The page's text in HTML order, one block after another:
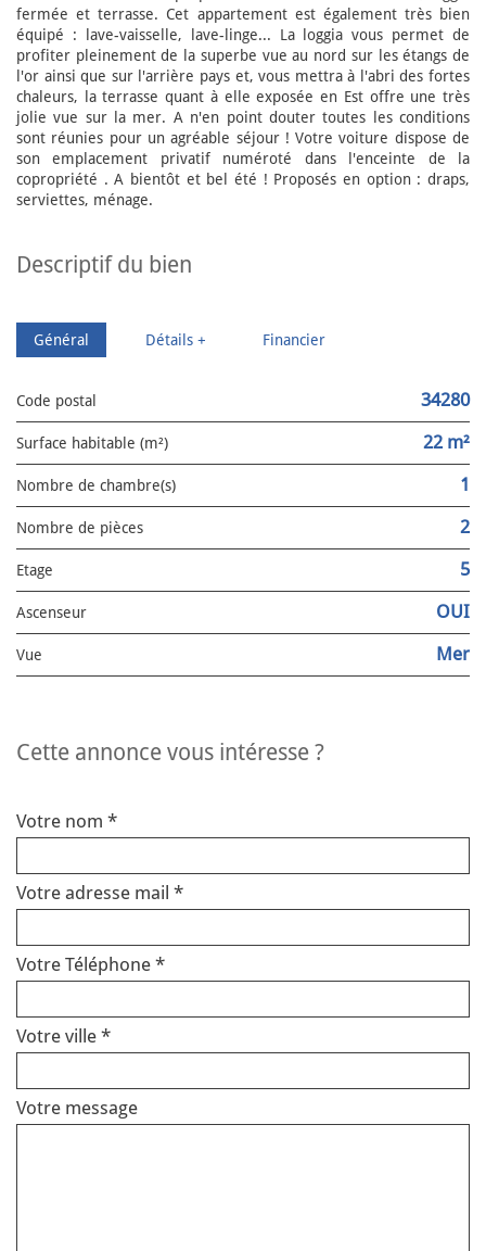
fermée et terrasse. Cet appartement est également très bien
équipé : lave-vaisselle, lave-linge... La loggia vous permet de
profiter pleinement de la superbe vue au nord sur les étangs de
l'or ainsi que sur l'arrière pays et, vous mettra à l'abri des fortes
chaleurs, la terrasse quant à elle exposée en Est offre une très
jolie vue sur la mer. A n'en point douter toutes les conditions
sont réunies pour un agréable séjour ! Votre voiture dispose de
son emplacement privatif numéroté dans l'enceinte de la
copropriété . A bientôt et bel été ! Proposés en option : draps,
serviettes, ménage.
descriptif du bien
Général Détails + Financier
Code postal 34280
Surface habitable (m²) 22 m²
Nombre de chambre(s) 1
Nombre de pièces 2
Etage 5
Ascenseur OUI
Vue Mer
cette annonce vous intéresse ?
Votre nom *
Votre adresse mail *
Votre Téléphone *
Votre ville *
Votre message